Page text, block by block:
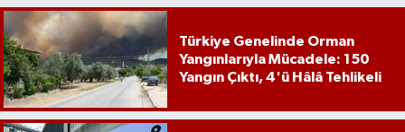
Türkiye Genelinde Orman
Yangınlarıyla Mücadele: 150
Yangın Çıktı, 4'ü Hâlâ Tehlikeli